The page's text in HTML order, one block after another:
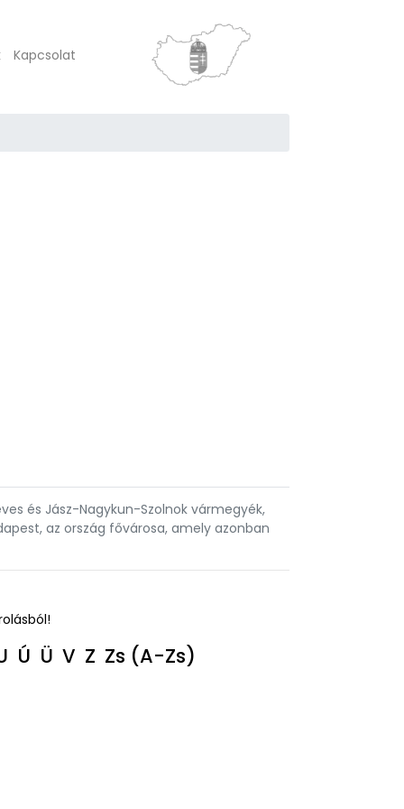
Kapcsolat
és Jász-Nagykun-Szolnok vármegyék,
az ország fővárosa, amely azonban
Ú Ü V Z Zs (A-Zs)